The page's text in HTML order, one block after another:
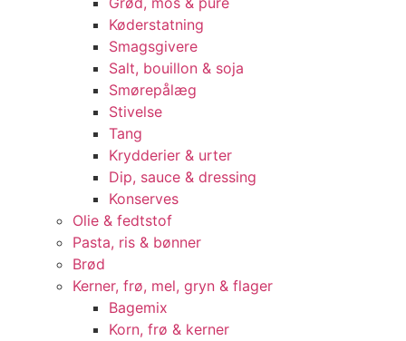
Køderstatning
Smagsgivere
Salt, bouillon & soja
Smørepålæg
Stivelse
Tang
Krydderier & urter
Dip, sauce & dressing
Konserves
Olie & fedtstof
Pasta, ris & bønner
Brød
Kerner, frø, mel, gryn & flager
Bagemix
Korn, frø & kerner